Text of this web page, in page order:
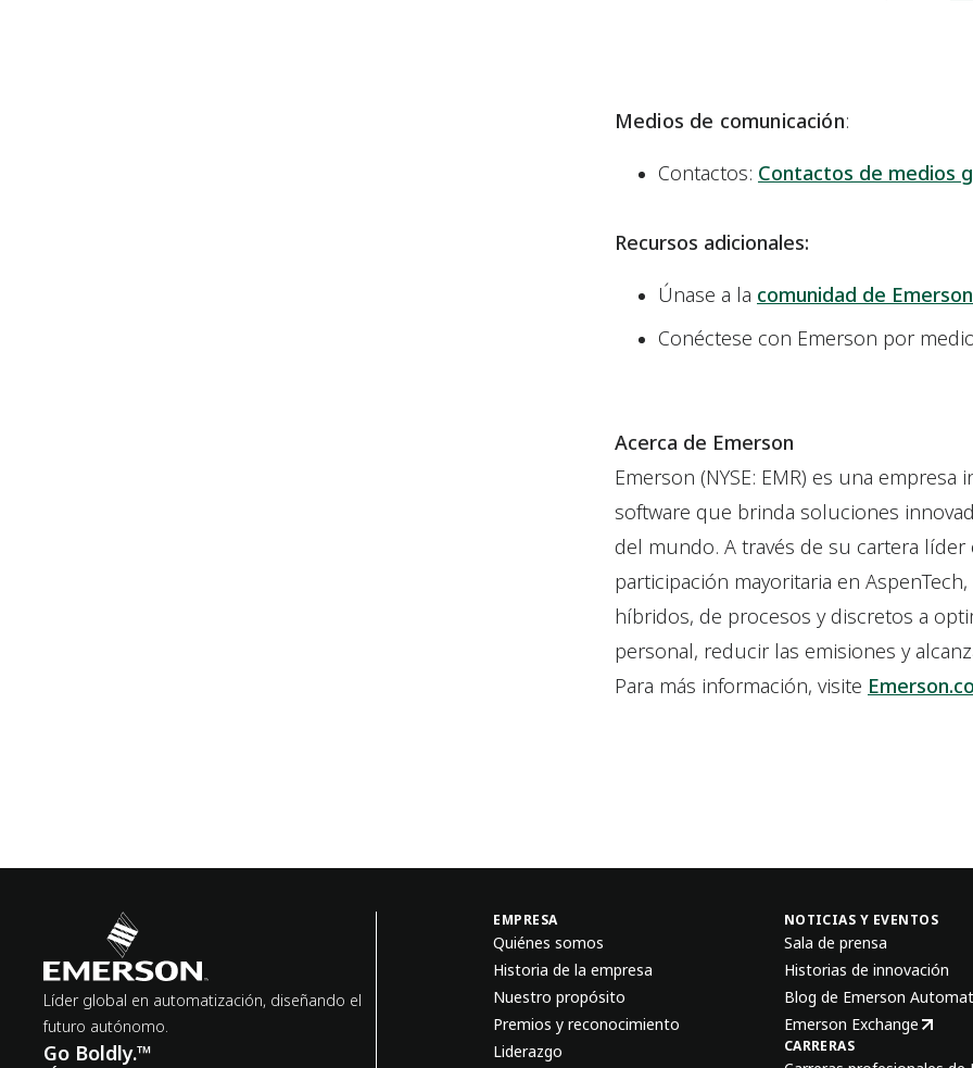
Medios de comunicación:
Contactos: Contactos de medios
Recursos adicionales:
Únase a la comunidad de
Conéctese con Emerson por
Acerca de Emerson
Emerson (NYSE: EMR) es una
software que brinda soluciones
del mundo. A través de su cartera
participación mayoritaria en
híbridos, de procesos y discretos a
personal, reducir las emisiones y
Para más información, visite
Líder global en automatización, diseñando el
futuro autónomo.
Go Boldly.™
EMPRESA
Quiénes somos
Historia de la empresa
Nuestro propósito
Premios y reconocimiento
Liderazgo
NOTICIAS Y EVENTOS
Sala de prensa
Historias de innovación
Blog de Emerson
Emerson Exchange
CARRERAS